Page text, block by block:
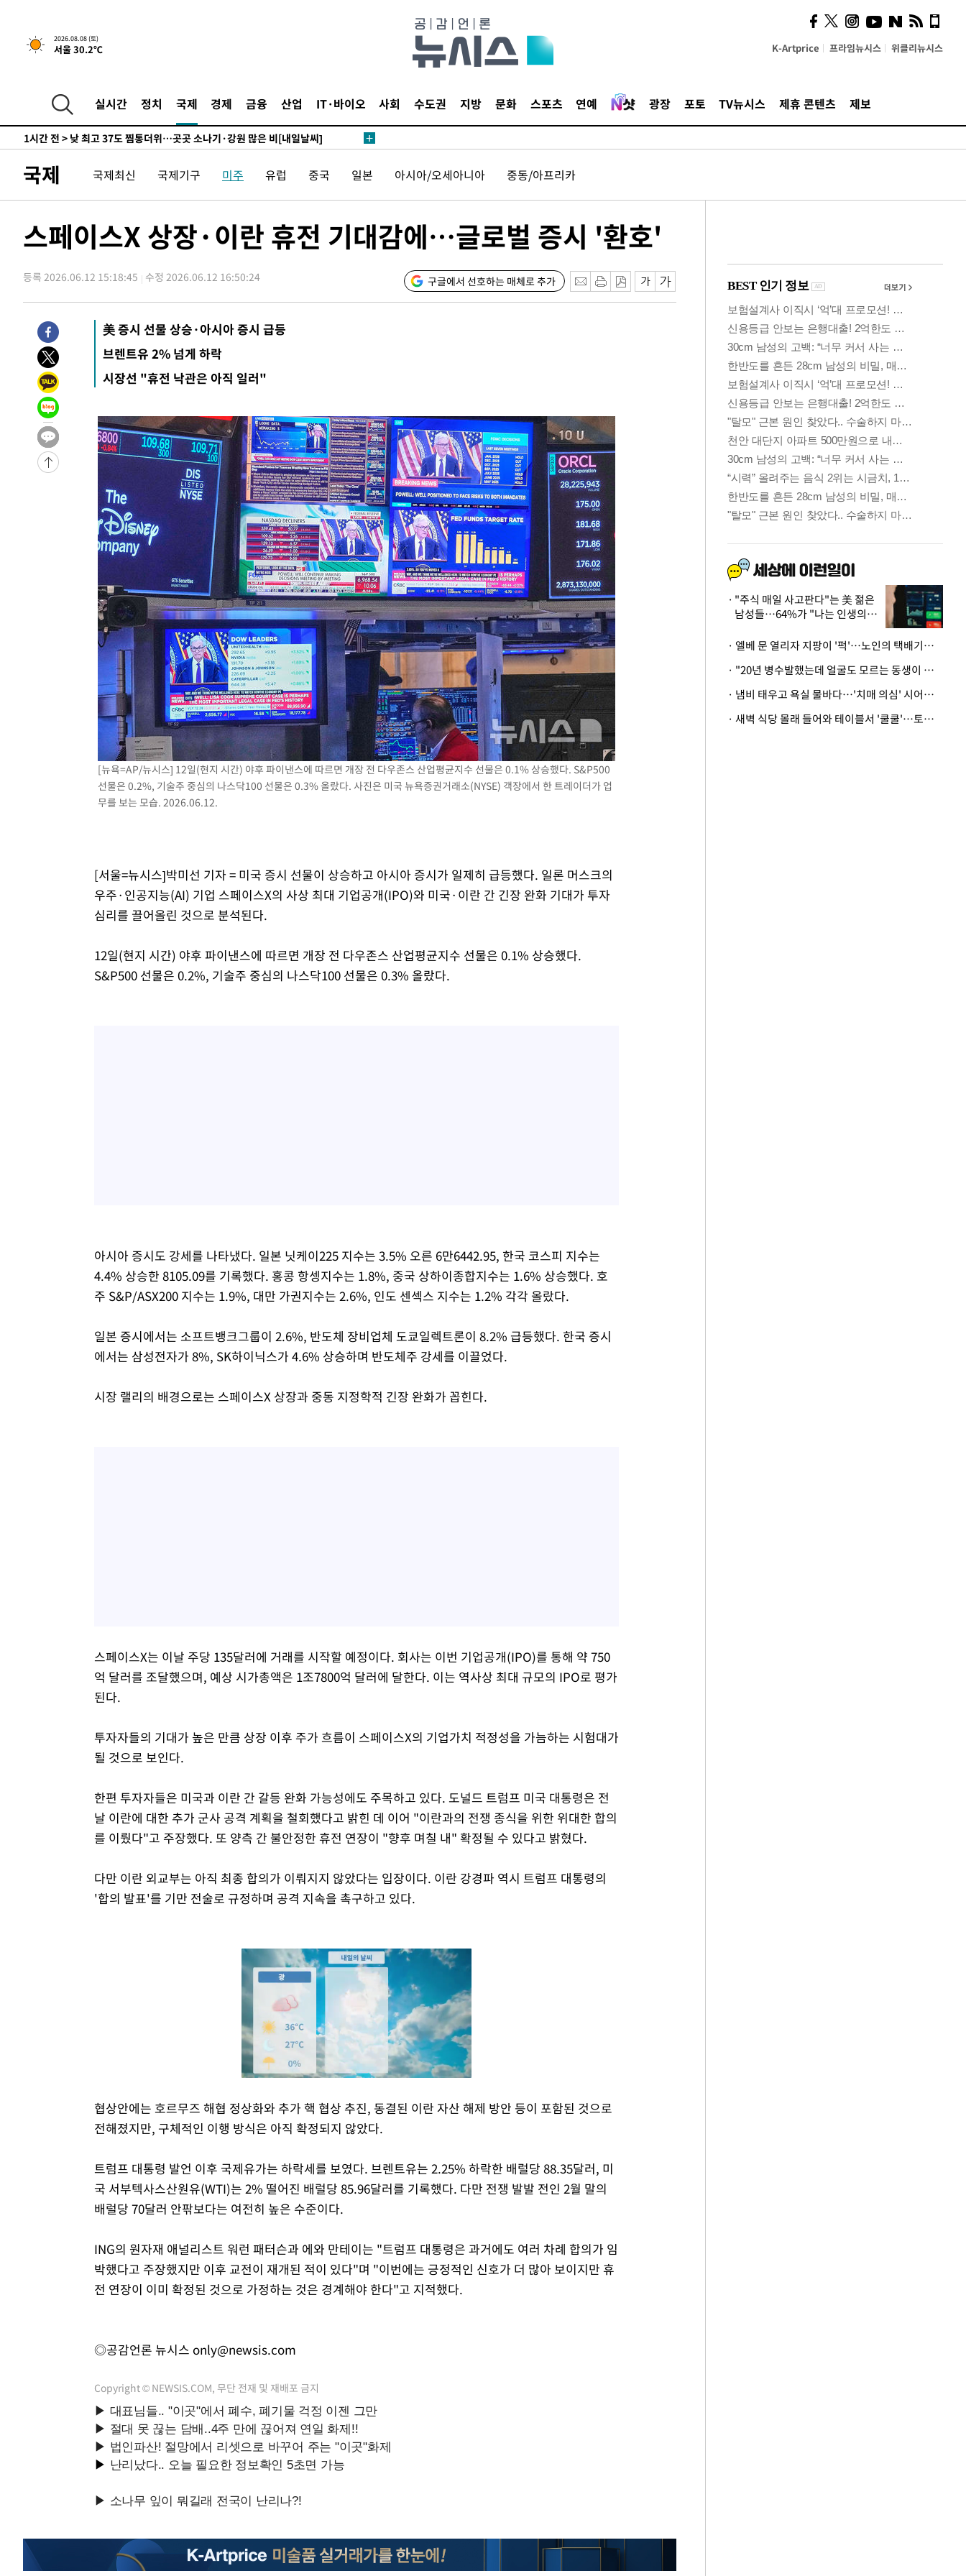
2026.08.08 (토)
서울 30.2℃ K-Artprice 프라임뉴시스 위클리뉴시스
실시간 정치 국제 경제 금융 산업 IT·바이오 사회 수도권 지방 문화 스포츠 연예 광장 포토 TV뉴시스 제휴 콘텐츠 제보
↓-4918초 전 >[속보]이 대통령 "부동산 공급 기존 사고방식 매달리지 말고 과감히
실천"
-4003초 전 >이란, "오만과 '중앙 단일 루트' 합의…북쪽 인바운드·남쪽 아웃바운
1시간 전 >[속보]이 대통령, '호우피해' 안동·의성 관할 4개 면 특별재난지역 선포
[단독]중수청 지원 검사들, 정원 초과 시 낮은 계급 임용…희망지 못 갈
수도
1시간 전 > 낮 최고 37도 찜통더위…곳곳 소나기·강원 많은 비[내일날씨]
3시간 전 >
여자배구 이재영·이다영 자매, 아제르바이잔 투란VC 입단
3시간 전 >외국인 심판 성 접대 7경기 들여다보니…한국 축구 '5승 2무'
3시간 전 >
[속보]코스피, 6200선 약보합…0.60% 내린 6258.77에 마쳐
3시간 전 >[속보] 노원서 40.1도 관측…서울, 2018년 이후 첫 40도
4시간 전 >[속보]종합특검, '계엄 수용공간 확보' 신용해 前교정본부장 기소
4시간 전 >
외신들도 주목한 韓축구 파문…"국민적 공분에 수사 재개"
4시간 전 >
11시간 압수수색에 성접대 파문까지…'쑥대밭' 된 축구협회
4시간 전 >
[속보]규제합리화위원회 부위원장에 김태유 서울대 공대 교수…이병태
후임
-12488초 전 >
이강인, 폭염 속 AT마드리드 첫 훈련…80명 식사 대접까지(종합)
-9627초 전 >
향수정 (2보)
-9075초 전 >
[속보] 미 사업체, 일자리 7월에 2.3만 개 줄어…실업률은 4.1%로
-4938초 전 >
[속보]이 대통령 "부동산 공급 기존 사고방식 매달리지 말고 과감히
실천"
-4023초 전 >
이란, "오만과 '중앙 단일 루트' 합의…북쪽 인바운드·남쪽 아웃바운
드는 임시"
"낮 기온 소폭 하락"…수도권 폭염중대경보, 폭염경보로 하향
[속보]이 대통령, '호우피해' 안동·의성 관할 4개 면 특별재난지역 선포
[단독]중수청 지원 검사들, 정원 초과 시 낮은 계급 임용…희망지 못 갈
낮 최고 37도 찜통더위…곳곳 소나기·강원 많은 비[내일날씨]
SK하이닉스, 용인·청주 팹에 54조 투자…"AI 메모리 수요 선제 대응"
여자배구 이재영·이다영 자매, 아제르바이잔 투란VC 입단
외국인 심판 성 접대 7경기 들여다보니…한국 축구 '5승 2무'
[속보]코스닥, 2.86포인트(0.36%) 내린 798.81마감
[속보]코스피, 6200선 약보합…0.60% 내린 6258.77에 마쳐
[속보]원·달러 환율, 7.7원 내린 1416.1원 마감
[속보] 노원서 40.1도 관측…서울, 2018년 이후 첫 40도
[속보]종합특검, '계엄 수용공간 확보' 신용해 前교정본부장 기소
외신들도 주목한 韓축구 파문…"국민적 공분에 수사 재개"
11시간 압수수색에 성접대 파문까지…'쑥대밭' 된 축구협회
[속보]규제합리화위원회 부위원장에 김태유 서울대 공대 교수…이병태
국제 국제최신 국제기구 미주 유럽 중국 일본 아시아/오세아니아 중동/아프리카
스페이스X 상장·이란 휴전 기대감에…글로벌 증시 '환호'
등록 2026.06.12 15:18:45 수정 2026.06.12 16:50:24 구글에서 선호하는 매체로 추가
美 증시 선물 상승·아시아 증시 급등
브렌트유 2% 넘게 하락
시장선 "휴전 낙관은 아직 일러"
[뉴욕=AP/뉴시스] 12일(현지 시간) 야후 파이낸스에 따르면 개장 전 다우존스 산업평균지수 선물은 0.1% 상승했다. S&P500
선물은 0.2%, 기술주 중심의 나스닥100 선물은 0.3% 올랐다. 사진은 미국 뉴욕증권거래소(NYSE) 객장에서 한 트레이더가 업
무를 보는 모습. 2026.06.12.
[서울=뉴시스]박미선 기자 = 미국 증시 선물이 상승하고 아시아 증시가 일제히 급등했다. 일론 머스크의
우주·인공지능(AI) 기업 스페이스X의 사상 최대 기업공개(IPO)와 미국·이란 간 긴장 완화 기대가 투자
심리를 끌어올린 것으로 분석된다.
12일(현지 시간) 야후 파이낸스에 따르면 개장 전 다우존스 산업평균지수 선물은 0.1% 상승했다.
S&P500 선물은 0.2%, 기술주 중심의 나스닥100 선물은 0.3% 올랐다.
아시아 증시도 강세를 나타냈다. 일본 닛케이225 지수는 3.5% 오른 6만6442.95, 한국 코스피 지수는
4.4% 상승한 8105.09를 기록했다. 홍콩 항셍지수는 1.8%, 중국 상하이종합지수는 1.6% 상승했다. 호
주 S&P/ASX200 지수는 1.9%, 대만 가권지수는 2.6%, 인도 센섹스 지수는 1.2% 각각 올랐다.
일본 증시에서는 소프트뱅크그룹이 2.6%, 반도체 장비업체 도쿄일렉트론이 8.2% 급등했다. 한국 증시
에서는 삼성전자가 8%, SK하이닉스가 4.6% 상승하며 반도체주 강세를 이끌었다.
시장 랠리의 배경으로는 스페이스X 상장과 중동 지정학적 긴장 완화가 꼽힌다.
스페이스X는 이날 주당 135달러에 거래를 시작할 예정이다. 회사는 이번 기업공개(IPO)를 통해 약 750
억 달러를 조달했으며, 예상 시가총액은 1조7800억 달러에 달한다. 이는 역사상 최대 규모의 IPO로 평가
된다.
투자자들의 기대가 높은 만큼 상장 이후 주가 흐름이 스페이스X의 기업가치 적정성을 가늠하는 시험대가
될 것으로 보인다.
한편 투자자들은 미국과 이란 간 갈등 완화 가능성에도 주목하고 있다. 도널드 트럼프 미국 대통령은 전
날 이란에 대한 추가 군사 공격 계획을 철회했다고 밝힌 데 이어 "이란과의 전쟁 종식을 위한 위대한 합의
를 이뤘다"고 주장했다. 또 양측 간 불안정한 휴전 연장이 "향후 며칠 내" 확정될 수 있다고 밝혔다.
다만 이란 외교부는 아직 최종 합의가 이뤄지지 않았다는 입장이다. 이란 강경파 역시 트럼프 대통령의
'합의 발표'를 기만 전술로 규정하며 공격 지속을 촉구하고 있다.
협상안에는 호르무즈 해협 정상화와 추가 핵 협상 추진, 동결된 이란 자산 해제 방안 등이 포함된 것으로
전해졌지만, 구체적인 이행 방식은 아직 확정되지 않았다.
트럼프 대통령 발언 이후 국제유가는 하락세를 보였다. 브렌트유는 2.25% 하락한 배럴당 88.35달러, 미
국 서부텍사스산원유(WTI)는 2% 떨어진 배럴당 85.96달러를 기록했다. 다만 전쟁 발발 전인 2월 말의
배럴당 70달러 안팎보다는 여전히 높은 수준이다.
ING의 원자재 애널리스트 워런 패터슨과 에와 만테이는 "트럼프 대통령은 과거에도 여러 차례 합의가 임
박했다고 주장했지만 이후 교전이 재개된 적이 있다"며 "이번에는 긍정적인 신호가 더 많아 보이지만 휴
전 연장이 이미 확정된 것으로 가정하는 것은 경계해야 한다"고 지적했다.
◎공감언론 뉴시스 only@newsis.com
Copyright © NEWSIS.COM, 무단 전재 및 재배포 금지
시, 스마트폰 액세서리에
NFC 더했다
"주식 매일 사고판다"는 美 젊은
남성들…64%가 "나는 인생의
· 엘베 문 열리자 지팡이 '퍽'…노인의 택배기사 폭행 이유
· "20년 병수발했는데 얼굴도 모르는 동생이 유산 절반을"…배다른 형제 상속권 있을까
· 냄비 태우고 욕실 물바다…'치매 의심' 시어머니 검사 권유했다가 '날벼락'
· 새벽 식당 몰래 들어와 테이블서 '쿨쿨'…토사물 남기고 사라진 남성